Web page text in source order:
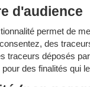
d'audience
permet de
des
traceurs déposés
pour des finalités qui